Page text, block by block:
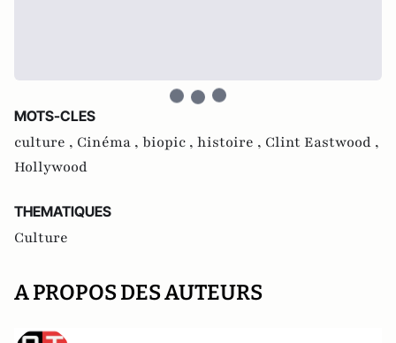
MOTS-CLES
culture , Cinéma , biopic , histoire , Clint Eastwood ,
Hollywood
THEMATIQUES
Culture
A PROPOS DES AUTEURS